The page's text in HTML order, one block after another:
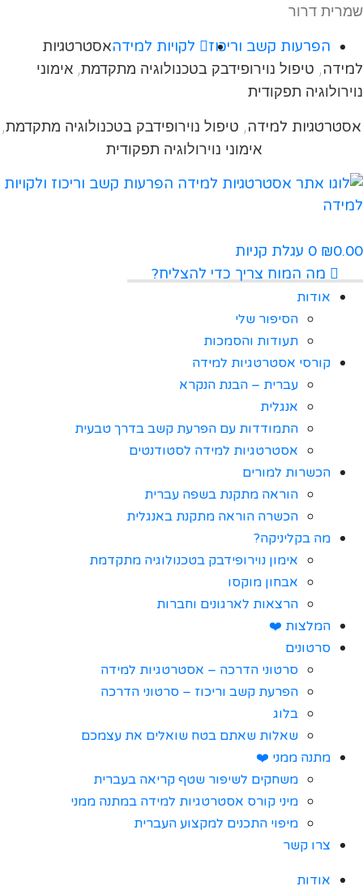
שמרית דרור
הפרעות קשב וריכוז לקויות למידהאסטרטגיות
למידה, טיפול נוירופידבק בטכנולוגיה מתקדמת, אימוני
נוירולוגיה תפקודית
אסטרטגיות למידה, טיפול נוירופידבק בטכנולוגיה מתקדמת,
אימוני נוירולוגיה תפקודית
₪0.00
0 עגלת קניות
מה המוח צריך כדי להצליח?
אודות
הסיפור שלי
תעודות והסמכות
קורסי אסטרטגיות למידה
עברית – הבנת הנקרא
אנגלית
התמודדות עם הפרעת קשב בדרך טבעית
אסטרטגיות למידה לסטודנטים
הכשרות למורים
הוראה מתקנת בשפה עברית
הכשרה הוראה מתקנת באנגלית
מה בקליניקה?
אימון נוירופידבק בטכנולוגיה מתקדמת
אבחון מוקסו
הרצאות לארגונים וחברות
המלצות ❤️
סרטונים
סרטוני הדרכה – אסטרטגיות למידה
הפרעת קשב וריכוז – סרטוני הדרכה
בלוג
שאלות שאתם בטח שואלים את עצמכם
מתנה ממני ❤️
משחקים לשיפור שטף קריאה בעברית
מיני קורס אסטרטגיות למידה במתנה ממני
מיפוי התכנים למקצוע העברית
צרו קשר
אודות